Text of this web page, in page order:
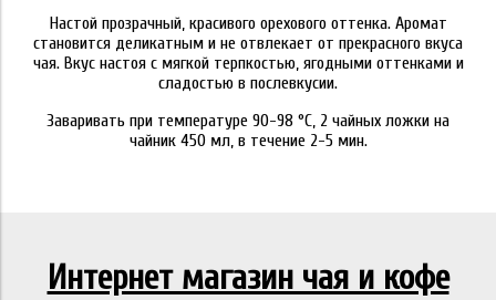
Настой прозрачный, красивого орехового оттенка. Аромат
становится деликатным и не отвлекает от прекрасного вкуса
чая. Вкус настоя с мягкой терпкостью, ягодными оттенками и
сладостью в послевкусии.
Заваривать при температуре 90-98 °C, 2 чайных ложки на
чайник 450 мл, в течение 2-5 мин.
Интернет магазин чая и кофе